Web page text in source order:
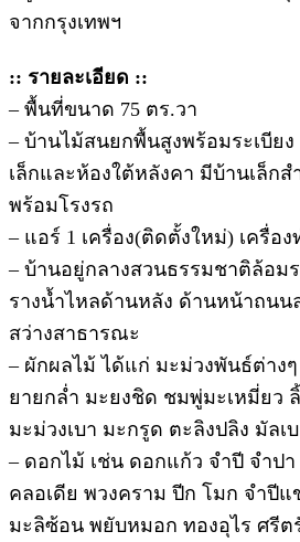
จากกรุงเทพฯ
:: รายละเอียด ::
– พื้นที่ขนาด 75 ตร.วา
– บ้านไม้สนยกพื้นสูงพร้อมระเบีย
เล็กและห้องใต้หลังคา มีบ้านเล็ก
พร้อมโรงรถ
– แอร์ 1 เครื่อง(ติดตั้งใหม่) เครื่อง
– บ้านอยู่กลางสวนธรรมชาติล้อม
รางน้ำไหลด้านหลัง ด้านหน้าถนน
สว่างสาธารณะ
– ผักผลไม้ ได้แก่ มะม่วงพันธ์ต่าง
ยายกล่ำ มะยงชิด ชมพู่มะเหมี่ยว
มะม่วงเบา มะกรูด ตะลิงปลิง มัลเ
– ดอกไม้ เช่น ดอกแก้ว จำปี จำป
คลอเดีย พวงคราม ปีก โมก จำปี
มะลิซ้อน พยับหมอก ทองอุไร ศรีต